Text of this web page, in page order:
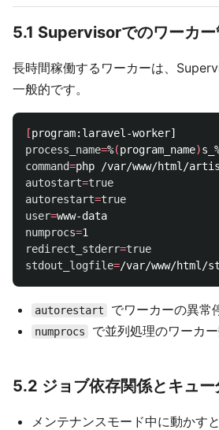
5.1 Supervisorでのワーカー
長時間稼働するワーカーは、
一般的です。
[
process_name=%(program_name)
command=php /var/www/html/
autostart=
autorestart=
user=
numprocs=
redirect_stderr=
stdout_logfile=
autorestart でワーカーの異常
numprocs で並列処理のワーカ
5.2 ジョブ依存関係とキュー
メンテナンスモード中に動かす